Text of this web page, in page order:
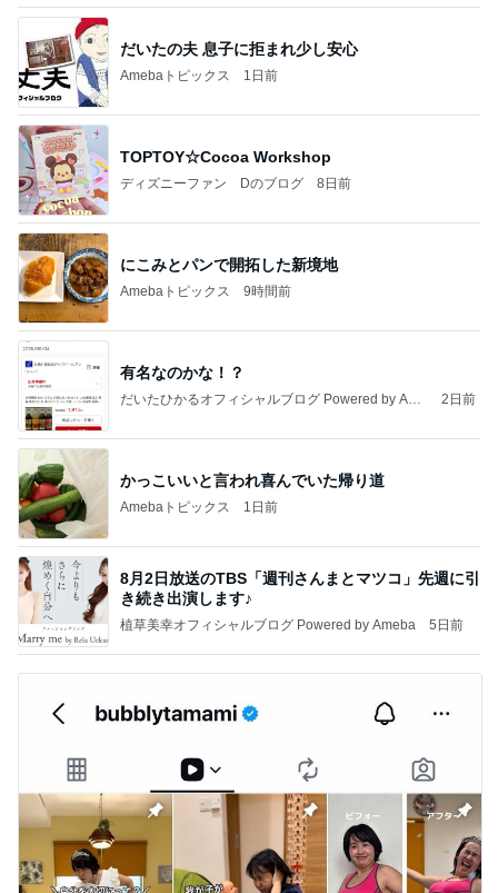
だいたの夫 息子に拒まれ少し安心
Amebaトピックス 1日前
TOPTOY☆Cocoa Workshop
ディズニーファン Dのブログ 8日前
にこみとパンで開拓した新境地
Amebaトピックス 9時間前
有名なのかな！？
だいたひかるオフィシャルブログ Powered by Ame
2日前
かっこいいと言われ喜んでいた帰り道
Amebaトピックス 1日前
8月2日放送のTBS「週刊さんまとマツコ」先週に引
き続き出演します♪
植草美幸オフィシャルブログ Powered by Ameba 5日前